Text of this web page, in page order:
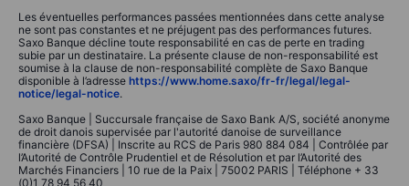
Les éventuelles performances passées mentionnées dans cette analyse
ne sont pas constantes et ne préjugent pas des performances futures.
Saxo Banque décline toute responsabilité en cas de perte en trading
subie par un destinataire. La présente clause de non-responsabilité est
soumise à la clause de non-responsabilité complète de Saxo Banque
disponible à l’adresse https://www.home.saxo/fr-fr/legal/legal-
notice/legal-notice.
Saxo Banque | Succursale française de Saxo Bank A/S, société anonyme
de droit danois supervisée par l'autorité danoise de surveillance
financière (DFSA) | Inscrite au RCS de Paris 980 884 084 | Contrôlée par
l’Autorité de Contrôle Prudentiel et de Résolution et par l’Autorité des
Marchés Financiers | 10 rue de la Paix | 75002 PARIS | Téléphone + 33
(0)1 78 94 56 40